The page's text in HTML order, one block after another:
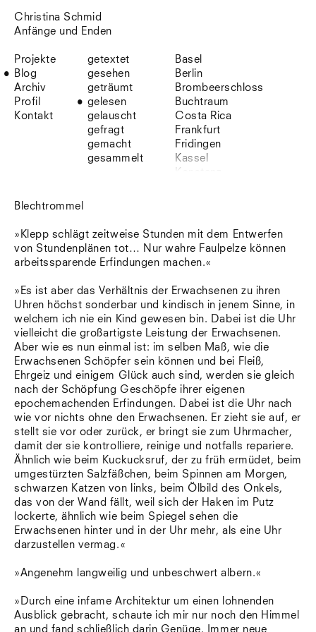
Christina Schmid
Anfänge und Enden
Projekte
Blog
Archiv
Profil
Kontakt
getextet
gesehen
geträumt
gelesen
gelauscht
gefragt
gemacht
gesammelt
Basel
Berlin
Brombeerschloss
Buchtraum
Costa Rica
Frankfurt
Fridingen
Kassel
Lissabon
NYC
Sonnenbühl
Straßburg
Stuttgart
Südtirol
Sylt
Vellexon
Venedig
Zürich
Offenes Buch
Blechtrommel
»Klepp schlägt zeitweise Stunden mit dem Entwerfen
von Stundenplänen tot… Nur wahre Faulpelze können
arbeitssparende Erfindungen machen.«
»Es ist aber das Verhältnis der Erwachsenen zu ihren
Uhren höchst sonderbar und kindisch in jenem Sinne, in
welchem ich nie ein Kind gewesen bin. Dabei ist die Uhr
vielleicht die großartigste Leistung der Erwachsenen.
Aber wie es nun einmal ist: im selben Maß, wie die
Erwachsenen Schöpfer sein können und bei Fleiß,
Ehrgeiz und einigem Glück auch sind, werden sie gleich
nach der Schöpfung Geschöpfe ihrer eigenen
epochemachenden Erfindungen. Dabei ist die Uhr nach
wie vor nichts ohne den Erwachsenen. Er zieht sie auf, er
stellt sie vor oder zurück, er bringt sie zum Uhrmacher,
damit der sie kontrolliere, reinige und notfalls repariere.
Ähnlich wie beim Kuckucksruf, der zu früh ermüdet, beim
umgestürzten Salzfäßchen, beim Spinnen am Morgen,
schwarzen Katzen von links, beim Ölbild des Onkels,
das von der Wand fällt, weil sich der Haken im Putz
lockerte, ähnlich wie beim Spiegel sehen die
Erwachsenen hinter und in der Uhr mehr, als eine Uhr
darzustellen vermag.«
»Angenehm langweilig und unbeschwert albern.«
»Durch eine infame Architektur um einen lohnenden
Ausblick gebracht, schaute ich mir nur noch den Himmel
an und fand schließlich darin Genüge. Immer neue